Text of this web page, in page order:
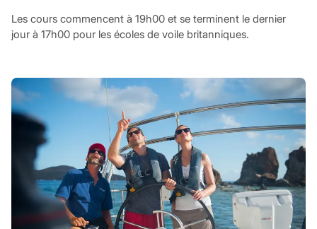
Les cours commencent à 19h00 et se terminent le dernier
jour à 17h00 pour les écoles de voile britanniques.